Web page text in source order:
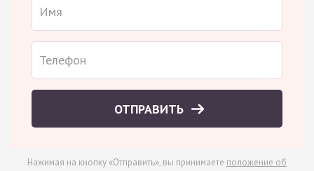
ОТПРАВИТЬ
Нажимая на кнопку «Отправить», вы принимаете положение об